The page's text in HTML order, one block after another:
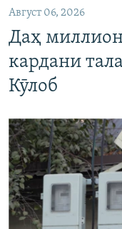
Август 06, 2026
Даҳ
кардани
Кӯлоб